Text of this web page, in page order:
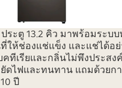
ประตู 13.2 คิว มาพร้อมระบ
ให้ช่องแช่แข็ง และแช่ได้อย่
ทีเรียและกลิ่นไม่พึงประสง
ดไฟและทนทาน แถมด้วยก
ปี